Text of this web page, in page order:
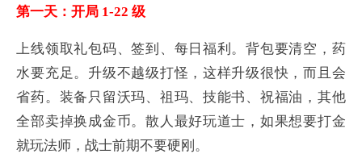
第一天：开局 1-22 级
上线领取礼包码、签到、每日福利。背包要清空，药
水要充足。升级不越级打怪，这样升级很快，而且会
省药。装备只留沃玛、祖玛、技能书、祝福油，其他
全部卖掉换成金币。散人最好玩道士，如果想要打金
就玩法师，战士前期不要硬刚。